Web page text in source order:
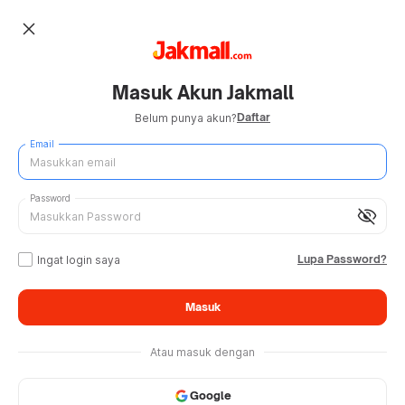
close
Masuk Akun Jakmall
Belum punya akun?Daftar
Email
visibility_off
Password
Ingat login saya Lupa Password?
Masuk
Atau masuk dengan
Google